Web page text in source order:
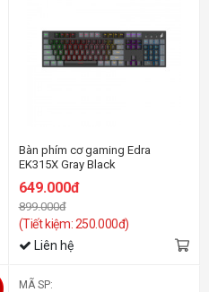
Bàn phím cơ gaming Edra
EK315X Gray Black
(Usb/Abs/Optical Switch/Led
Rainbow)
649.000đ
899.000đ
(Tiết kiệm: 250.000đ)
Liên hệ
MÃ SP: